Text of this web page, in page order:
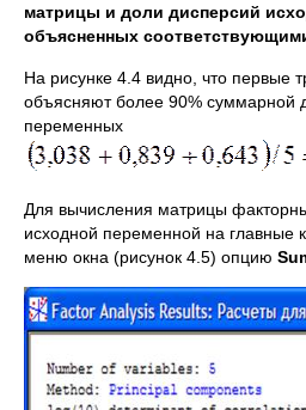
матрицы и доли дисперсий
объясненных
На рисунке 4.4 видно, что первые
объясняют более 90% суммарной
переменных
Для вычисления матрицы
исходной переменной на главные
меню окна (рисунок 4.5) опцию